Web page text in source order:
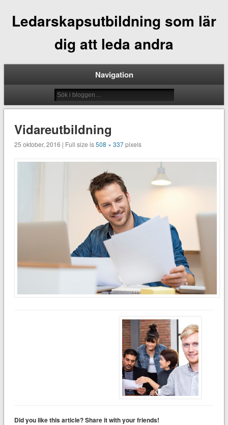
Ledarskapsutbildning som lär
dig att leda andra
Navigation
Vidareutbildning
25 oktober, 2016 | Full size is508 × 337pixels
Did you like this article? Share it with your friends!